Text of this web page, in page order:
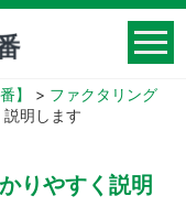
】 > ファクタリング
明します
りやすく説明